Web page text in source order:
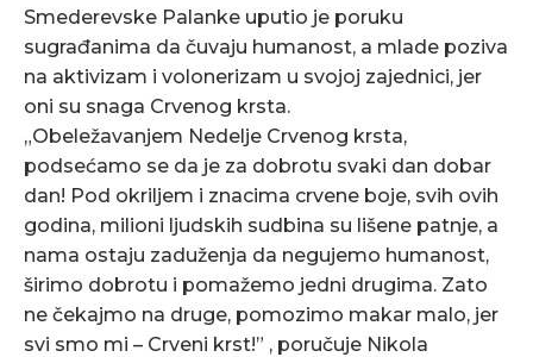
Smederevske Palanke uputio je poruku
sugrađanima da čuvaju humanost, a mlade poziva
na aktivizam i volonerizam u svojoj zajednici, jer
oni su snaga Crvenog krsta.
„Obeležavanjem Nedelje Crvenog krsta,
podsećamo se da je za dobrotu svaki dan dobar
dan! Pod okriljem i znacima crvene boje, svih ovih
godina, milioni ljudskih sudbina su lišene patnje, a
nama ostaju zaduženja da negujemo humanost,
širimo dobrotu i pomažemo jedni drugima. Zato
ne čekajmo na druge, pomozimo makar malo, jer
svi smo mi – Crveni krst!” , poručuje Nikola